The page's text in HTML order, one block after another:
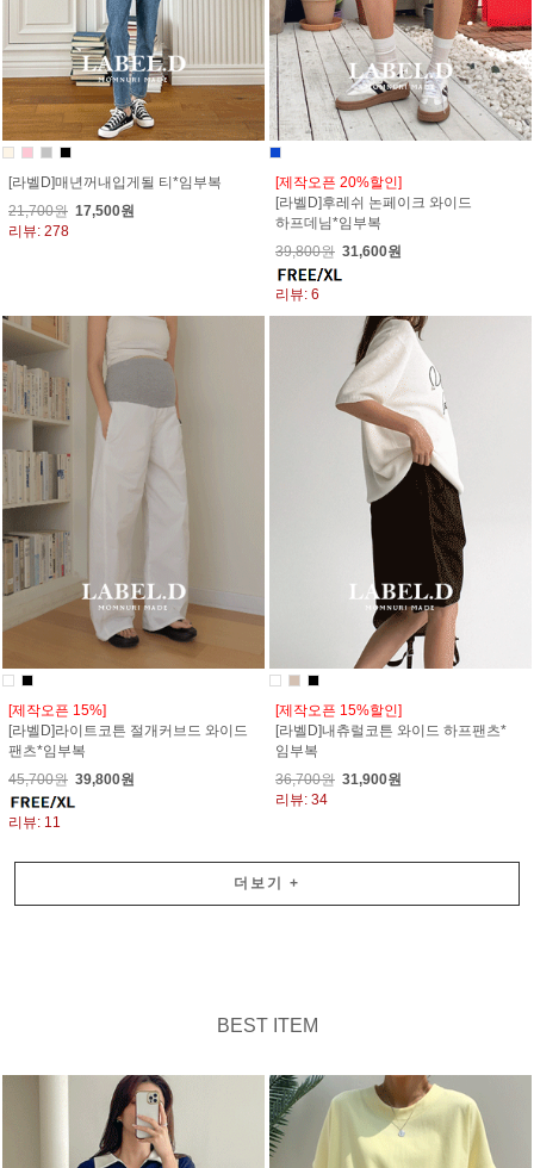
[라벨D]매년꺼내입게될 티*임부복
21,700원 17,500원
리뷰: 278
[제작오픈 20%할인]
[라벨D]후레쉬 논페이크 와이드
하프데님*임부복
39,800원 31,600원
리뷰: 6
[제작오픈 15%]
[라벨D]라이트코튼 절개커브드 와이드
팬츠*임부복
45,700원 39,800원
리뷰: 11
[제작오픈 15%할인]
[라벨D]내츄럴코튼 와이드 하프팬츠*
임부복
36,700원 31,900원
리뷰: 34
더보기 +
BEST ITEM